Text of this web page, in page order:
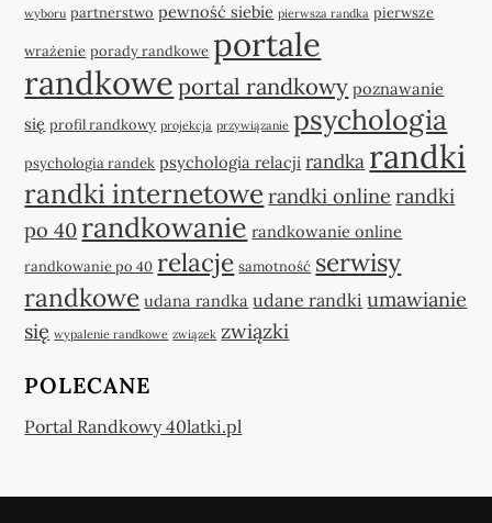
wyboru partnerstwo pewność siebie pierwsza randka pierwsze
wrażenie porady randkowe portale
randkowe portal randkowy poznawanie
się profil randkowy projekcja przywiązanie psychologia
psychologia randek psychologia relacji randka randki
randki internetowe randki online randki
po 40 randkowanie randkowanie online
randkowanie po 40 relacje samotność serwisy
randkowe udana randka udane randki umawianie
się wypalenie randkowe związek związki
POLECANE
Portal Randkowy 40latki.pl